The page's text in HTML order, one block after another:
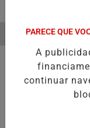
RECUPERAÇÃO
EM ALTA
PARECE QUE
A
continuar